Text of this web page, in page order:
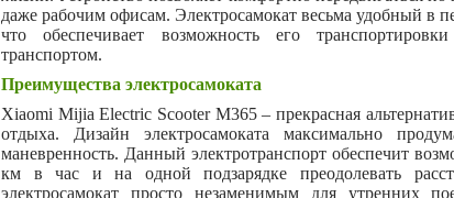
даже рабочим офисам. Электросамокат весьма удобный в
что обеспечивает возможность его
транспортом.
Преимущества электросамоката
Xiaomi Mijia Electric Scooter M365 – прекрасная
отдыха. Дизайн электросамоката максимально
маневренность. Данный электротранспорт обеспечит
км в час и на одной подзарядке преодолевать
электросамокат просто незаменимым для утренних